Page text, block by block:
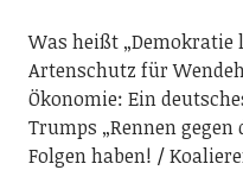
Was heißt „Demokratie
Artenschutz für
Ökonomie: Ein
Trumps „Rennen
Folgen haben!